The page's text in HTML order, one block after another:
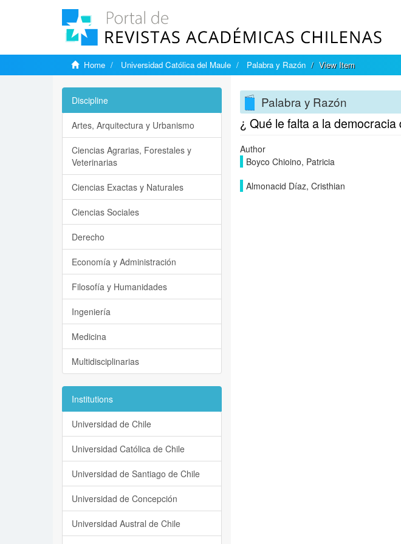
Home Universidad Católica del Maule Palabra y Razón View Item
Palabra y Razón
¿ Qué le falta a la
Author
Boyco Chioino, Patricia
Almonacid Díaz, Cristhian
Discipline
Artes, Arquitectura y Urbanismo
Ciencias Agrarias, Forestales y
Veterinarias
Ciencias Exactas y Naturales
Ciencias Sociales
Derecho
Economía y Administración
Filosofía y Humanidades
Ingeniería
Medicina
Multidisciplinarias
Institutions
Universidad de Chile
Universidad Católica de Chile
Universidad de Santiago de Chile
Universidad de Concepción
Universidad Austral de Chile